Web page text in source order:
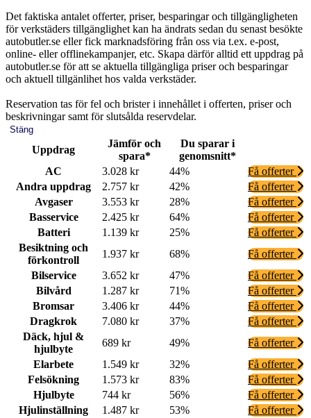
Det faktiska antalet offerter, priser, besparingar och tillgängligheten
för verkstäders tillgänglighet kan ha ändrats sedan du senast besökte
autobutler.se eller fick marknadsföring från oss via t.ex. e-post,
online- eller offlinekampanjer, etc. Skapa därför alltid ett uppdrag på
autobutler.se för att se aktuella tillgängliga priser och besparingar
och aktuell tillgänlihet hos valda verkstäder.
Reservation tas för fel och brister i innehållet i offerten, priser och
beskrivningar samt för slutsålda reservdelar.
Stäng
Uppdrag
Jämför och
spara*
Du sparar i
genomsnitt*
AC
3.028 kr 44%
Få offerter
Andra uppdrag
2.757 kr 42%
Få offerter
Avgaser
3.553 kr 28%
Få offerter
Basservice
2.425 kr 64%
Få offerter
Batteri
1.139 kr 25%
Få offerter
Besiktning och
förkontroll
1.937 kr 68%
Få offerter
Bilservice
3.652 kr 47%
Få offerter
Bilvård
1.287 kr 71%
Få offerter
Bromsar
3.406 kr 44%
Få offerter
Dragkrok
7.080 kr 37%
Få offerter
Däck, hjul &
hjulbyte
689 kr 49%
Få offerter
Elarbete
1.549 kr 32%
Få offerter
Felsökning
1.573 kr 83%
Få offerter
Hjulbyte
744 kr 56%
Få offerter
Hjulinställning
1.487 kr 53%
Få offerter